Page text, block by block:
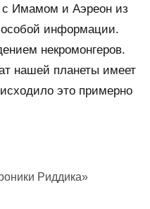
с Имамом и Аэреон из
информации.
некромонгеров.
нашей планеты имеет
это примерно
Риддика»